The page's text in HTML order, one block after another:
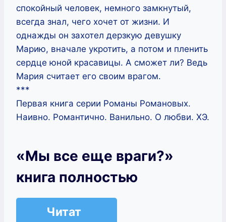
спокойный человек, немного замкнутый,
всегда знал, чего хочет от жизни. И
однажды он захотел дерзкую девушку
Марию, вначале укротить, а потом и пленить
сердце юной красавицы. А сможет ли? Ведь
Мария считает его своим врагом.
***
Первая книга серии Романы Романовых.
Наивно. Романтично. Ванильно. О любви. ХЭ.
«Мы все еще враги?»
книга полностью
Читат